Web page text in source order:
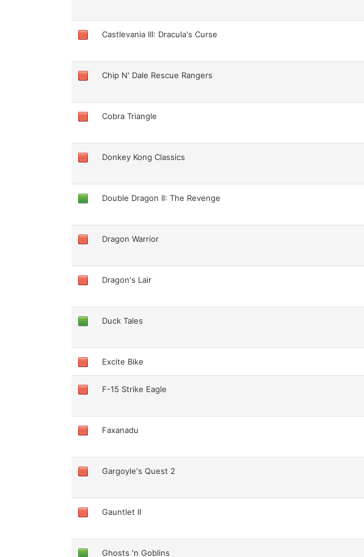
Castlevania III: Dracula's Curse
Chip N' Dale Rescue Rangers
Cobra Triangle
Donkey Kong Classics
Double Dragon II: The Revenge
Dragon Warrior
Dragon's Lair
Duck Tales
Excite Bike
F-15 Strike Eagle
Faxanadu
Gargoyle's Quest 2
Gauntlet II
Ghosts 'n Goblins